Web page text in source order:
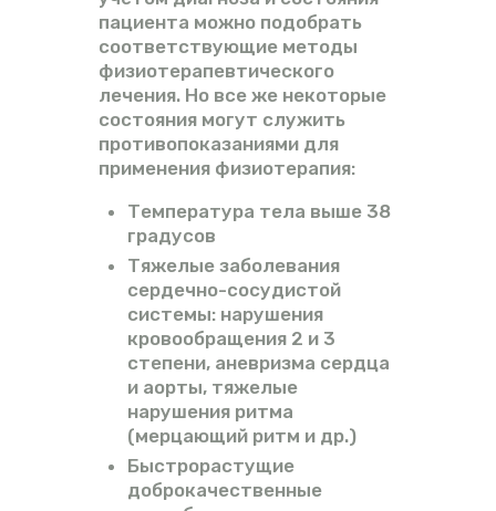
пациента можно подобрать
соответствующие методы
физиотерапевтического
лечения. Но все же некоторые
состояния могут служить
противопоказаниями для
применения физиотерапия:
Температура тела выше 38
градусов
Тяжелые заболевания
сердечно-сосудистой
системы: нарушения
кровообращения 2 и 3
степени, аневризма сердца
и аорты, тяжелые
нарушения ритма
(мерцающий ритм и др.)
Быстрорастущие
доброкачественные